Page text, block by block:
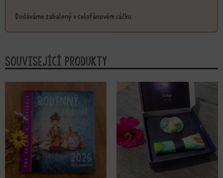
Dodáváme zabalený v celofánovém sáčku.
Související produkty